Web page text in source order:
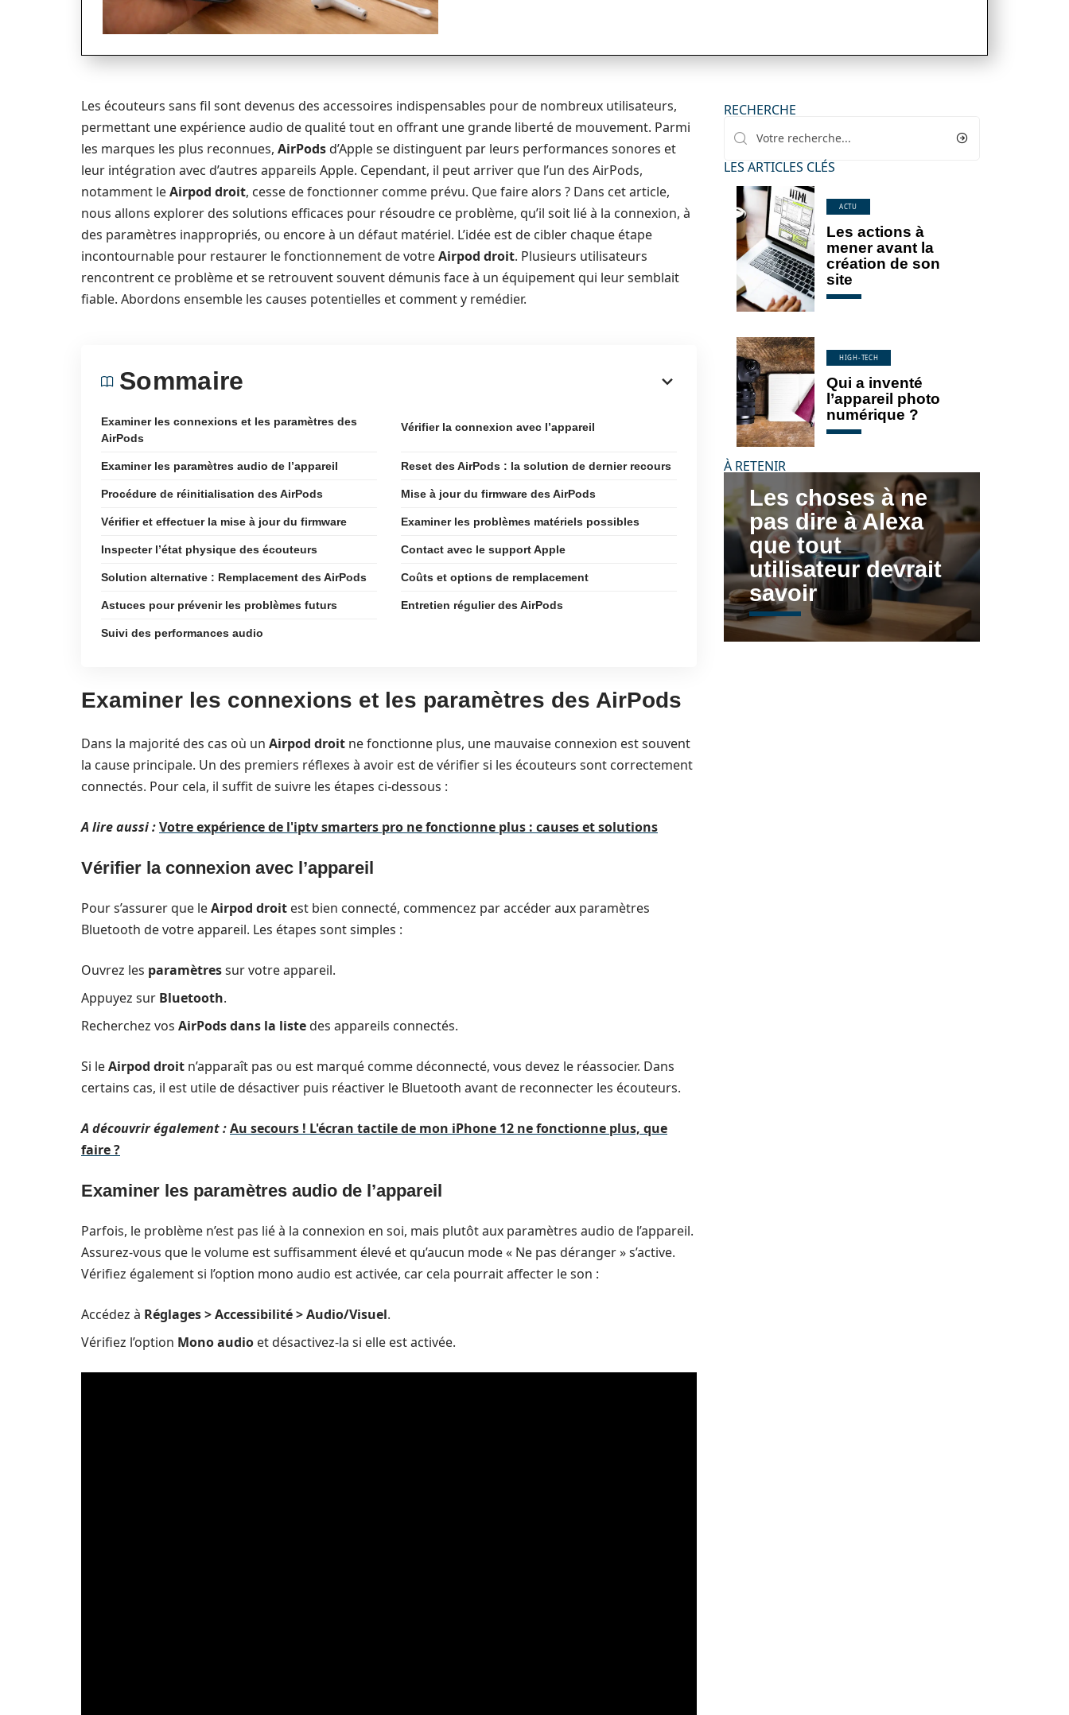
Les écouteurs sans fil sont devenus des accessoires indispensables pour de nombreux utilisateurs,
permettant une expérience audio de qualité tout en offrant une grande liberté de mouvement. Parmi
les marques les plus reconnues, AirPodsd’Apple se distinguent par leurs performances sonores et
leur intégration avec d’autres appareils Apple. Cependant, il peut arriver que l’un des AirPods,
notamment leAirpod droit, cesse de fonctionner comme prévu. Que faire alors ? Dans cet article,
nous allons explorer des solutions efficaces pour résoudre ce problème, qu’il soit lié à la connexion, à
des paramètres inappropriés, ou encore à un défaut matériel. L’idée est de cibler chaque étape
incontournable pour restaurer le fonctionnement de votreAirpod droit. Plusieurs utilisateurs
rencontrent ce problème et se retrouvent souvent démunis face à un équipement qui leur semblait
fiable. Abordons ensemble les causes potentielles et comment y remédier.
Sommaire
Examiner les connexions et les paramètres des
AirPods
Vérifier la connexion avec l’appareil
Examiner les paramètres audio de l’appareil Reset des AirPods : la solution de dernier recours
Procédure de réinitialisation des AirPods Mise à jour du firmware des AirPods
Vérifier et effectuer la mise à jour du firmware Examiner les problèmes matériels possibles
Inspecter l’état physique des écouteurs Contact avec le support Apple
Solution alternative : Remplacement des AirPods Coûts et options de remplacement
Astuces pour prévenir les problèmes futurs Entretien régulier des AirPods
Suivi des performances audio
Examiner les connexions et les paramètres des AirPods
Dans la majorité des cas où un Airpod droit ne fonctionne plus, une mauvaise connexion est souvent
la cause principale. Un des premiers réflexes à avoir est de vérifier si les écouteurs sont correctement
connectés. Pour cela, il suffit de suivre les étapes ci-dessous :
A lire aussi :Votre expérience de l'iptv smarters pro ne fonctionne plus : causes et solutions
Vérifier la connexion avec l’appareil
Pour s’assurer que leAirpod droit est bien connecté, commencez par accéder aux paramètres
Bluetooth de votre appareil. Les étapes sont simples :
Ouvrez les paramètressur votre appareil.
Appuyez sur Bluetooth.
Recherchez vos AirPods dans la listedes appareils connectés.
Si leAirpod droit n’apparaît pas ou est marqué comme déconnecté, vous devez le réassocier. Dans
certains cas, il est utile de désactiver puis réactiver le Bluetooth avant de reconnecter les écouteurs.
A découvrir également :Au secours ! L'écran tactile de mon iPhone 12 ne fonctionne plus, que
faire ?
Examiner les paramètres audio de l’appareil
Parfois, le problème n’est pas lié à la connexion en soi, mais plutôt aux paramètres audio de l’appareil.
Assurez-vous que le volume est suffisamment élevé et qu’aucun mode « Ne pas déranger » s’active.
Vérifiez également si l’option mono audio est activée, car cela pourrait affecter le son :
Accédez à Réglages > Accessibilité > Audio/Visuel.
Vérifiez l’option Mono audio et désactivez-la si elle est activée.
RECHERCHE
LES ARTICLES CLÉS
ACTU
Les actions à
mener avant la
création de son
site
HIGH-TECH
Qui a inventé
l’appareil photo
numérique ?
À RETENIR
Les choses à ne
pas dire à Alexa
que tout
utilisateur devrait
savoir